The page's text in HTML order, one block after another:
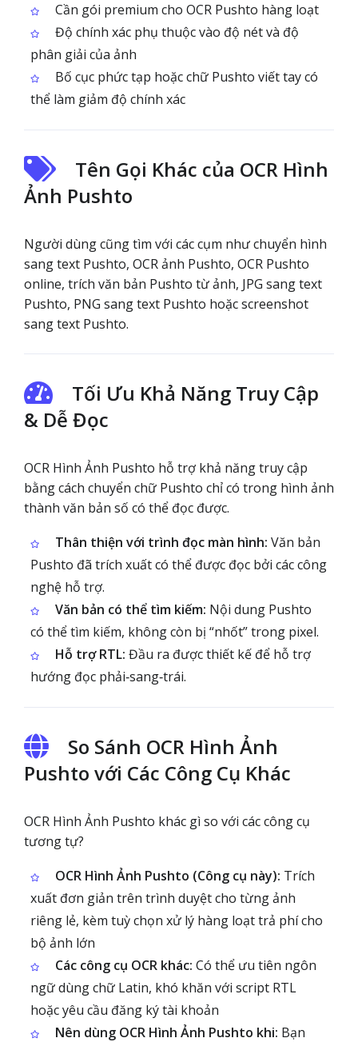
Cần gói premium cho OCR Pushto hàng loạt
Độ chính xác phụ thuộc vào độ nét và độ
phân giải của ảnh
Bố cục phức tạp hoặc chữ Pushto viết tay có
thể làm giảm độ chính xác
Tên Gọi Khác của OCR Hình
Ảnh Pushto
Người dùng cũng tìm với các cụm như chuyển hình
sang text Pushto, OCR ảnh Pushto, OCR Pushto
online, trích văn bản Pushto từ ảnh, JPG sang text
Pushto, PNG sang text Pushto hoặc screenshot
sang text Pushto.
Tối Ưu Khả Năng Truy Cập
& Dễ Đọc
OCR Hình Ảnh Pushto hỗ trợ khả năng truy cập
bằng cách chuyển chữ Pushto chỉ có trong hình ảnh
thành văn bản số có thể đọc được.
Thân thiện với trình đọc màn hình: Văn bản
Pushto đã trích xuất có thể được đọc bởi các công
nghệ hỗ trợ.
Văn bản có thể tìm kiếm: Nội dung Pushto
có thể tìm kiếm, không còn bị “nhốt” trong pixel.
Hỗ trợ RTL: Đầu ra được thiết kế để hỗ trợ
hướng đọc phải‑sang‑trái.
So Sánh OCR Hình Ảnh
Pushto với Các Công Cụ Khác
OCR Hình Ảnh Pushto khác gì so với các công cụ
tương tự?
OCR Hình Ảnh Pushto (Công cụ này): Trích
xuất đơn giản trên trình duyệt cho từng ảnh
riêng lẻ, kèm tuỳ chọn xử lý hàng loạt trả phí cho
bộ ảnh lớn
Các công cụ OCR khác: Có thể ưu tiên ngôn
ngữ dùng chữ Latin, khó khăn với script RTL
hoặc yêu cầu đăng ký tài khoản
Nên dùng OCR Hình Ảnh Pushto khi: Bạn